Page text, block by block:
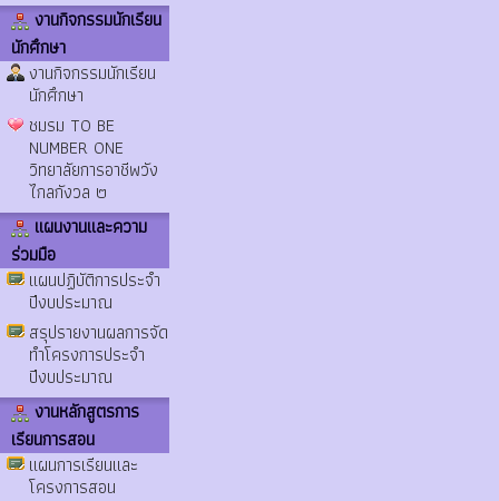
งานกิจกรรมนักเรียน
นักศึกษา
งานกิจกรรมนักเรียน
นักศึกษา
ชมรม TO BE
NUMBER ONE
วิทยาลัยการอาชีพวัง
ไกลกังวล ๒
แผนงานและความ
ร่วมมือ
แผนปฏิบัติการประจำ
ปีงบประมาณ
สรุปรายงานผลการจัด
ทำโครงการประจำ
ปีงบประมาณ
งานหลักสูตรการ
เรียนการสอน
แผนการเรียนและ
โครงการสอน